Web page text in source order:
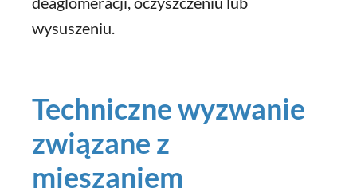
wysuszeniu.
Techniczne wyzwanie
związane z
mieszaniem